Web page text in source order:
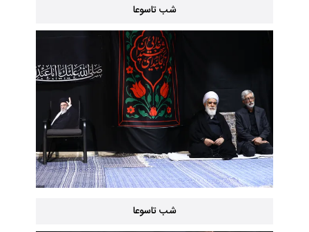
شب تاسوعا
شب تاسوعا